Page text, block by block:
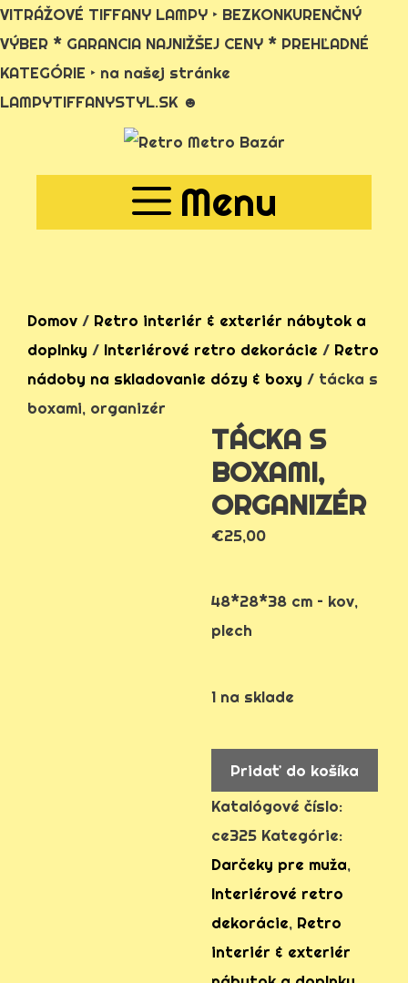
VITRÁŽOVÉ TIFFANY LAMPY ‣ BEZKONKURENČNÝ
VÝBER * GARANCIA NAJNIŽŠEJ CENY * PREHĽADNÉ
KATEGÓRIE ‣ na našej stránke
LAMPYTIFFANYSTYL.SK ☻
Menu
Domov / Retro interiér & exteriér nábytok a
doplnky / Interiérové retro dekorácie / Retro
nádoby na skladovanie dózy & boxy / tácka s
boxami, organizér
TÁCKA S
BOXAMI,
ORGANIZÉR
€25,00
48*28*38 cm – kov,
plech
1 na sklade
množstvo
tácka
organizér
Pridať do košíka
Katalógové číslo:
ce325 Kategórie:
Darčeky pre muža,
Interiérové retro
dekorácie, Retro
interiér & exteriér